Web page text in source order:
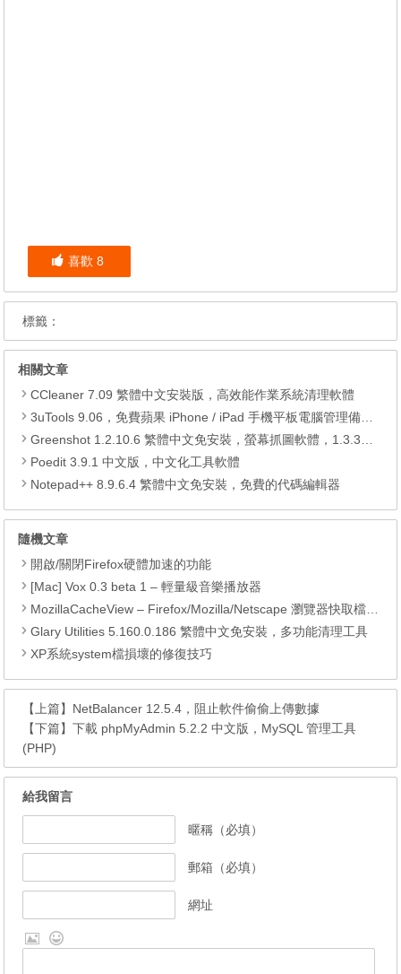
喜歡 8
標籤：
相關文章
CCleaner 7.09 繁體中文安裝版，高效能作業系統清理軟體
3uTools 9.06，免費蘋果 iPhone / iPad 手機平板電腦管理備份還原軟體
Greenshot 1.2.10.6 繁體中文免安裝，螢幕抓圖軟體，1.3.315 安裝版
Poedit 3.9.1 中文版，中文化工具軟體
Notepad++ 8.9.6.4 繁體中文免安裝，免費的代碼編輯器
隨機文章
開啟/關閉Firefox硬體加速的功能
[Mac] Vox 0.3 beta 1 – 輕量級音樂播放器
MozillaCacheView – Firefox/Mozilla/Netscape 瀏覽器快取檔案顯示工具
Glary Utilities 5.160.0.186 繁體中文免安裝，多功能清理工具
XP系統system檔損壞的修復技巧
【上篇】 NetBalancer 12.5.4，阻止軟件偷偷上傳數據
【下篇】下載 phpMyAdmin 5.2.2 中文版，MySQL 管理工具
(PHP)
給我留言
暱稱（必填）
郵箱（必填）
網址